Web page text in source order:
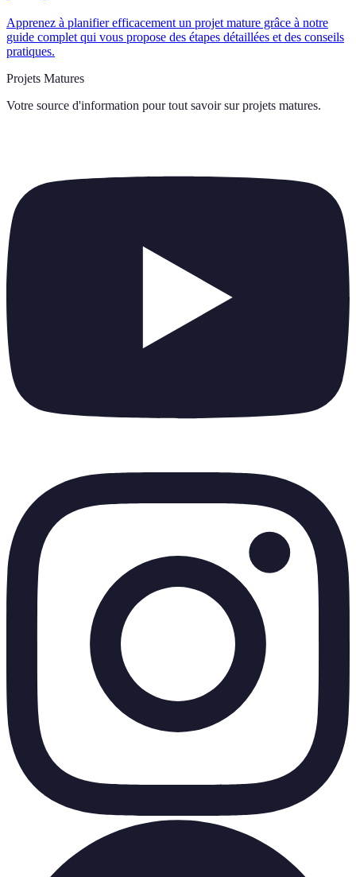
Apprenez à planifier efficacement un projet mature grâce à notre
guide complet qui vous propose des étapes détaillées et des conseils
pratiques.
Projets Matures
Votre source d'information pour tout savoir sur projets matures.